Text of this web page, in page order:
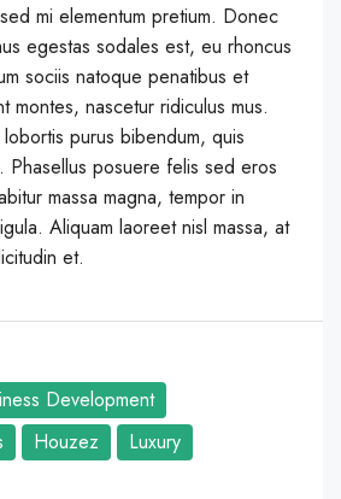
mi elementum pretium. Donec
egestas sodales est, eu rhoncus
sociis natoque penatibus et
montes, nascetur ridiculus mus.
purus bibendum, quis
Phasellus posuere felis sed eros
massa magna, tempor in
Aliquam laoreet nisl massa, at
et.
Development
Houzez
Luxury